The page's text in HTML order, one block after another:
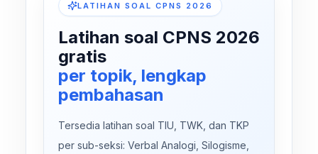
LATIHAN SOAL CPNS 2026
Latihan soal CPNS 2026
gratis
per topik, lengkap
pembahasan
Tersedia latihan soal TIU, TWK, dan TKP
per sub-seksi: Verbal Analogi, Silogisme,